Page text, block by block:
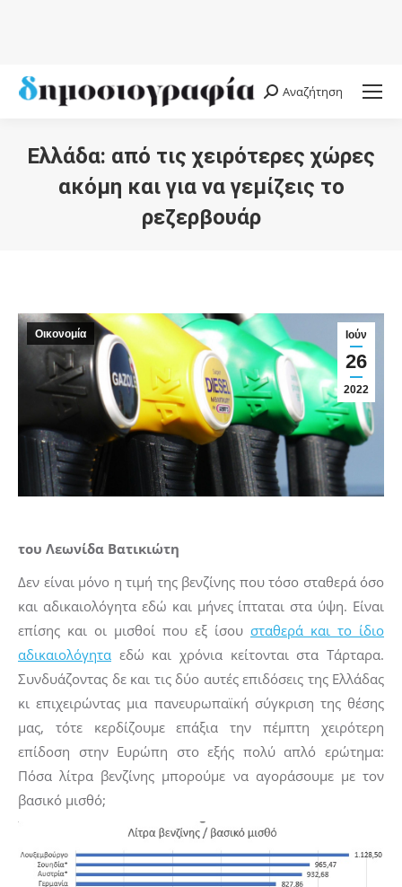
Search:
Αναζήτηση
Ελλάδα: από τις χειρότερες χώρες
ακόμη και για να γεμίζεις το
ρεζερβουάρ
Ιούν
26
2022
Οικονομία
του Λεωνίδα Βατικιώτη
Δεν είναι μόνο η τιμή της βενζίνης που τόσο σταθερά όσο
και αδικαιολόγητα εδώ και μήνες ίπταται στα ύψη. Είναι
επίσης και οι μισθοί που εξ ίσου σταθερά και το ίδιο
αδικαιολόγητα εδώ και χρόνια κείτονται στα Τάρταρα.
Συνδυάζοντας δε και τις δύο αυτές επιδόσεις της Ελλάδας
κι επιχειρώντας μια πανευρωπαϊκή σύγκριση της θέσης
μας, τότε κερδίζουμε επάξια την πέμπτη χειρότερη
επίδοση στην Ευρώπη στο εξής πολύ απλό ερώτημα:
Πόσα λίτρα βενζίνης μπορούμε να αγοράσουμε με τον
βασικό μισθό;